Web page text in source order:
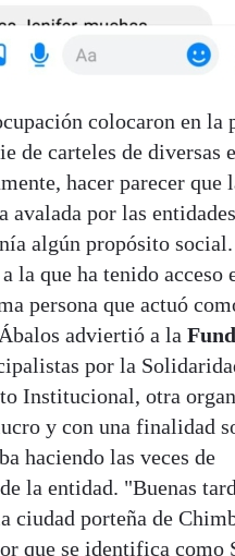
colocaron en la
de carteles de diversas
hacer parecer que
avalada por las
algún propósito social.
la que ha tenido acceso
persona que actuó
adviertió a la
por la
Institucional, otra
y con una finalidad
haciendo las veces de
la entidad. "Buenas
ciudad porteña de
que se identifica como